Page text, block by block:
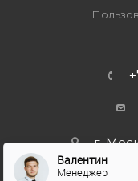
г.
Валентин
Менеджер